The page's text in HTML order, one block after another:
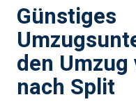
Günstiges
den
nach Split